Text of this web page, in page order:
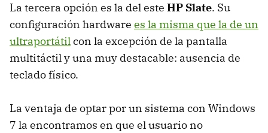
La tercera opción es la del este HP Slate. Su
configuración hardware es la misma que la de un
ultraportátilcon la excepción de la pantalla
multitáctil y una muy destacable: ausencia de
teclado físico.
La ventaja de optar por un sistema con Windows
7 la encontramos en que el usuario no